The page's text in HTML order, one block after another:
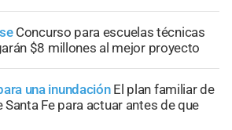
Concurso para escuelas técnicas
$8 millones al mejor proyecto
una inundación El plan familiar de
Santa Fe para actuar antes de que